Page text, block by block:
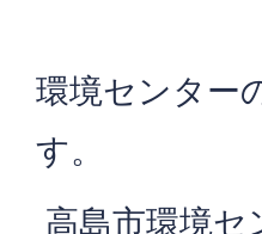
環境センター
す。
高島市環境セ